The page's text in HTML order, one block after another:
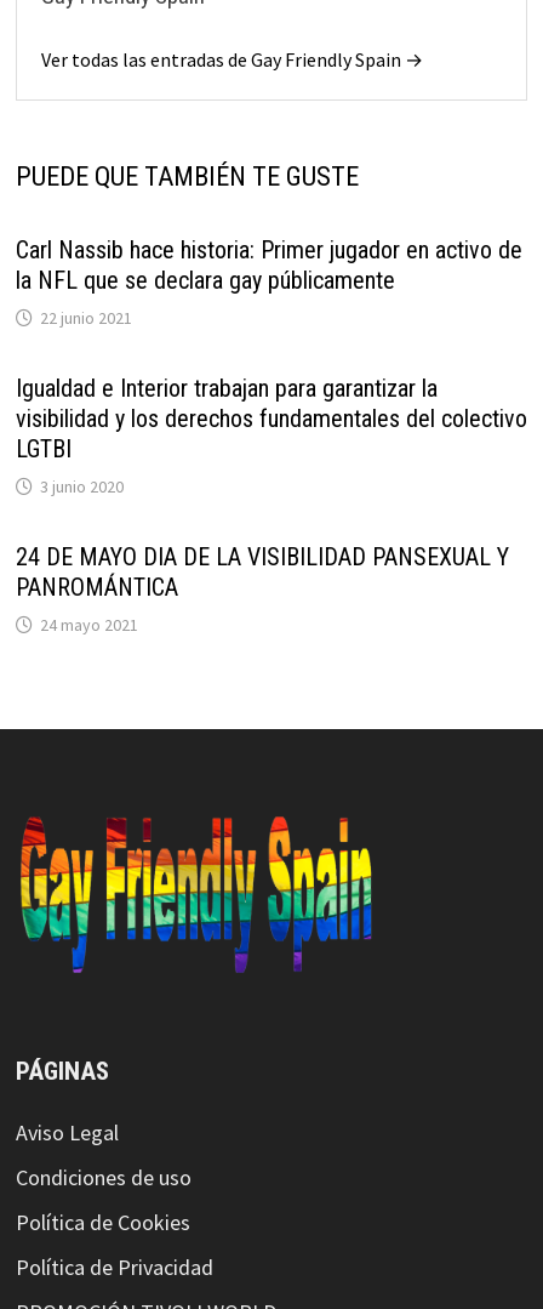
Ver todas las entradas de Gay Friendly Spain →
PUEDE QUE TAMBIÉN TE GUSTE
Carl Nassib hace historia: Primer jugador en activo de
la NFL que se declara gay públicamente
22 junio 2021
Igualdad e Interior trabajan para garantizar la
visibilidad y los derechos fundamentales del colectivo
LGTBI
3 junio 2020
24 DE MAYO DIA DE LA VISIBILIDAD PANSEXUAL Y
PANROMÁNTICA
24 mayo 2021
PÁGINAS
Aviso Legal
Condiciones de uso
Política de Cookies
Política de Privacidad